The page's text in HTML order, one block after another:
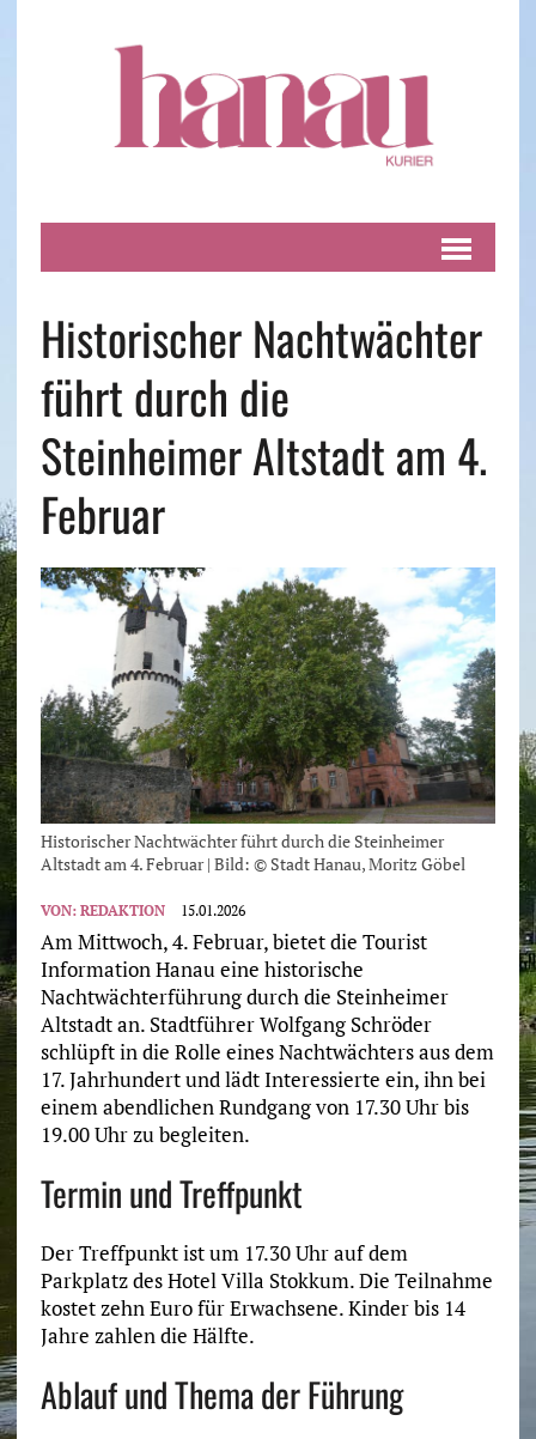
Historischer Nachtwächter
führt durch die
Steinheimer Altstadt am 4.
Februar
Historischer Nachtwächter führt durch die Steinheimer
Altstadt am 4. Februar | Bild: © Stadt Hanau, Moritz Göbel
VON: REDAKTION 15.01.2026
Am Mittwoch, 4. Februar, bietet die Tourist
Information Hanau eine historische
Nachtwächterführung durch die Steinheimer
Altstadt an. Stadtführer Wolfgang Schröder
schlüpft in die Rolle eines Nachtwächters aus dem
17. Jahrhundert und lädt Interessierte ein, ihn bei
einem abendlichen Rundgang von 17.30 Uhr bis
19.00 Uhr zu begleiten.
Termin und Treffpunkt
Der Treffpunkt ist um 17.30 Uhr auf dem
Parkplatz des Hotel Villa Stokkum. Die Teilnahme
kostet zehn Euro für Erwachsene. Kinder bis 14
Jahre zahlen die Hälfte.
Ablauf und Thema der Führung